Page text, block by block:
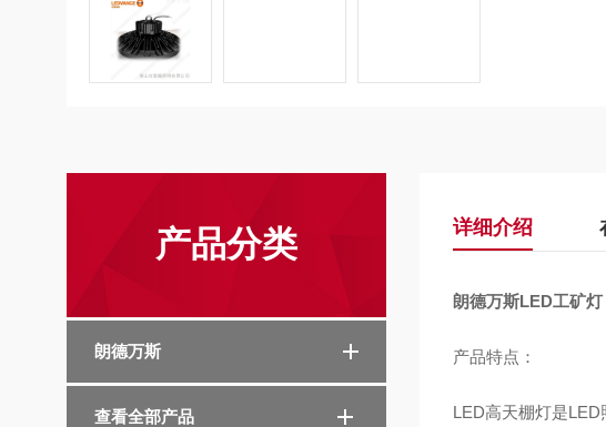
产品分类
朗德万斯
查看全部产品
详细介绍
朗德万斯LED工矿
产品特点：
LED高天棚灯是